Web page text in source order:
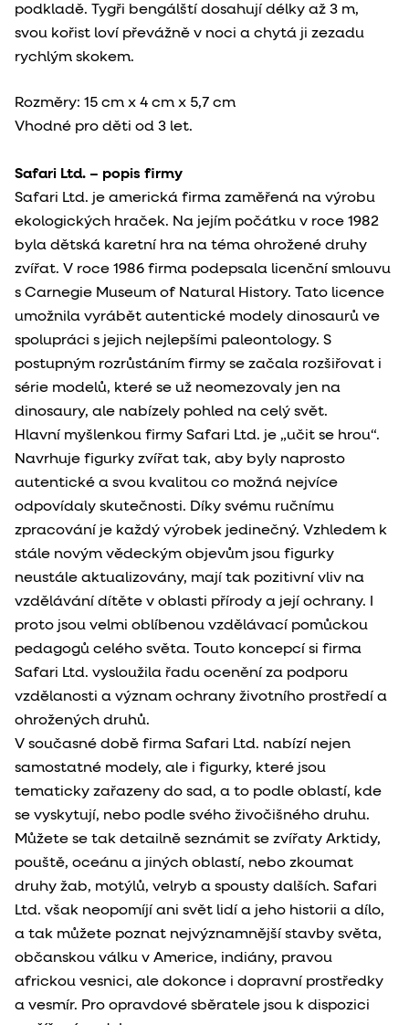
podkladě. Tygři bengálští dosahují délky až 3 m,
svou kořist loví převážně v noci a chytá ji zezadu
rychlým skokem.
Rozměry: 15 cm x 4 cm x 5,7 cm
Vhodné pro děti od 3 let.
Safari Ltd. – popis firmy
Safari Ltd. je americká firma zaměřená na výrobu
ekologických hraček. Na jejím počátku v roce 1982
byla dětská karetní hra na téma ohrožené druhy
zvířat. V roce 1986 firma podepsala licenční smlouvu
s Carnegie Museum of Natural History. Tato licence
umožnila vyrábět autentické modely dinosaurů ve
spolupráci s jejich nejlepšími paleontology. S
postupným rozrůstáním firmy se začala rozšiřovat i
série modelů, které se už neomezovaly jen na
dinosaury, ale nabízely pohled na celý svět.
Hlavní myšlenkou firmy Safari Ltd. je „učit se hrou“.
Navrhuje figurky zvířat tak, aby byly naprosto
autentické a svou kvalitou co možná nejvíce
odpovídaly skutečnosti. Díky svému ručnímu
zpracování je každý výrobek jedinečný. Vzhledem k
stále novým vědeckým objevům jsou figurky
neustále aktualizovány, mají tak pozitivní vliv na
vzdělávání dítěte v oblasti přírody a její ochrany. I
proto jsou velmi oblíbenou vzdělávací pomůckou
pedagogů celého světa. Touto koncepcí si firma
Safari Ltd. vysloužila řadu ocenění za podporu
vzdělanosti a význam ochrany životního prostředí a
ohrožených druhů.
V současné době firma Safari Ltd. nabízí nejen
samostatné modely, ale i figurky, které jsou
tematicky zařazeny do sad, a to podle oblastí, kde
se vyskytují, nebo podle svého živočišného druhu.
Můžete se tak detailně seznámit se zvířaty Arktidy,
pouště, oceánu a jiných oblastí, nebo zkoumat
druhy žab, motýlů, velryb a spousty dalších. Safari
Ltd. však neopomíjí ani svět lidí a jeho historii a dílo,
a tak můžete poznat nejvýznamnější stavby světa,
občanskou válku v Americe, indiány, pravou
africkou vesnici, ale dokonce i dopravní prostředky
a vesmír. Pro opravdové sběratele jsou k dispozici